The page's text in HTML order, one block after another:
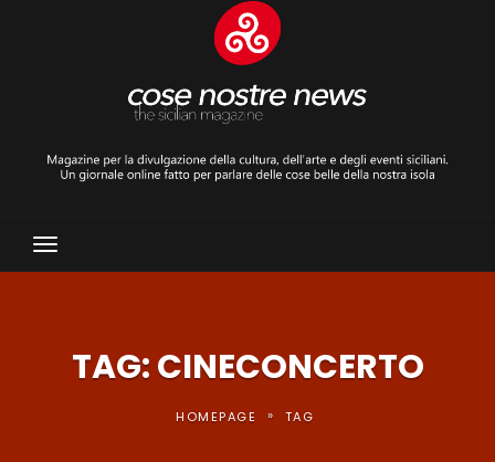
Toggle
Navigation
TAG: CINECONCERTO
HOMEPAGE » TAG